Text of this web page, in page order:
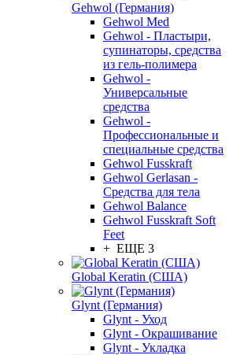
Gehwol (Германия)
Gehwol Med
Gehwol - Пластыри,
супинаторы, средства
из гель-полимера
Gehwol -
Универсальные
средства
Gehwol -
Профессиональные и
специальные средства
Gehwol Fusskraft
Gehwol Gerlasan -
Средства для тела
Gehwol Balance
Gehwol Fusskraft Soft
Feet
+ ЕЩЕ 3
Global Keratin (США)
Glynt (Германия)
Glynt - Уход
Glynt - Окрашивание
Glynt - Укладка